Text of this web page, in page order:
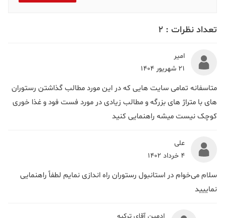
تعداد نظرات : 2
امیر
21 شهریور 1404
متاسفانه تمامی سایت هایی که در این مورد مطالب گذاشتن رستوران
های با متراژ های بزرگه و مطالب زیادی در مورد فست فود و غذا خوری
کوچک نیست میشه راهنمایی کنید
علی
4 خرداد 1402
سلام می‌خوام در استانبول رستوران راه اندازی نمایم لطفاً راهنمایی
نماییید